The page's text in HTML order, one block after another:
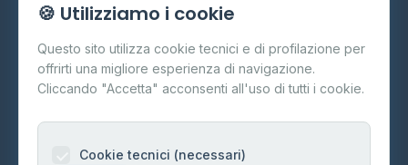
Cos'è il GPL
FAQ
Contatti
Informazioni legali
🍪 Utilizziamo i cookie
Questo sito utilizza cookie tecnici e di profilazione per
offrirti una migliore esperienza di navigazione.
Cliccando "Accetta" acconsenti all'uso di tutti i cookie.
Cookie tecnici (necessari)